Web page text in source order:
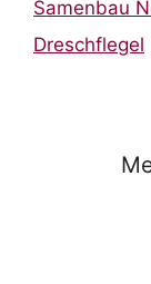
Samenbau
Dreschflegel